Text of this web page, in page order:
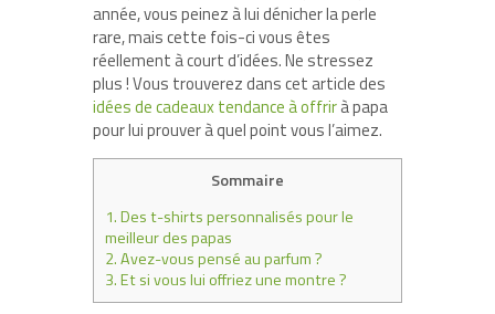
année, vous peinez à lui dénicher la perle
rare, mais cette fois-ci vous êtes
réellement à court d’idées. Ne stressez
plus ! Vous trouverez dans cet article des
idées de cadeaux tendance à offrirà papa
pour lui prouver à quel point vous l’aimez.
Sommaire
1.Des t-shirts personnalisés pour le
meilleur des papas
2.Avez-vous pensé au parfum ?
3.Et si vous lui offriez une montre ?